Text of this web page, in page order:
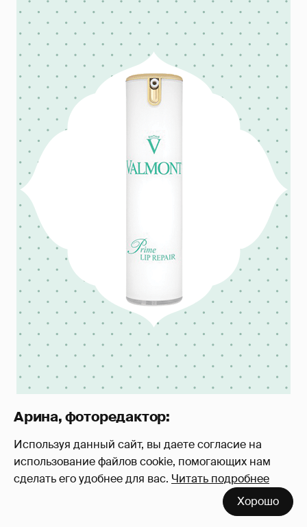
Используя данный сайт, вы даете согласие на
использование файлов cookie, помогающих нам
сделать его удобнее для вас. Читать подробнее
Хорошо
Арина, фоторедактор:
Гигиеническая помада для губ
Neutrogena, которую я тестировала,
просто находка! Самым главным для
меня в этой помаде оказалось то, что я ее